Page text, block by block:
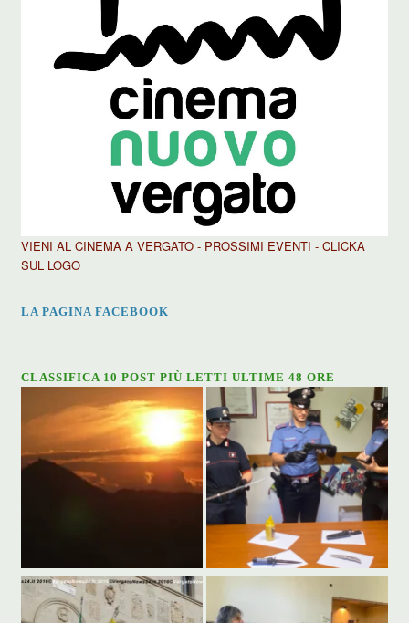
VIENI AL CINEMA A VERGATO - PROSSIMI EVENTI - CLICKA
SUL LOGO
LA PAGINA FACEBOOK
CLASSIFICA 10 POST PIÙ LETTI ULTIME 48 ORE